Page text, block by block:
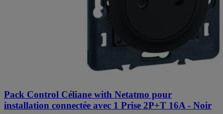
Pack Control Céliane with Netatmo pour
installation connectée avec 1 Prise 2P+T 16A - Noir